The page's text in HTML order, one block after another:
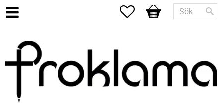
Favoriter
Kundvagn